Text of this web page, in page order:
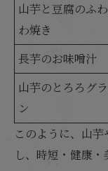
山芋と豆腐のふ
わ焼き
長芋のお味噌汁
山芋のとろろグ
ン
このように、山
し、時短・健康・